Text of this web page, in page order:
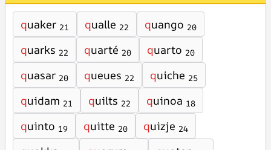
quaker 21 qualle 22 quango 20
quarks 22 quarté 20 quarto 20
quasar 20 queues 22 quiche 25
quidam 21 quilts 22 quinoa 18
quinto 19 quitte 20 quizje 24